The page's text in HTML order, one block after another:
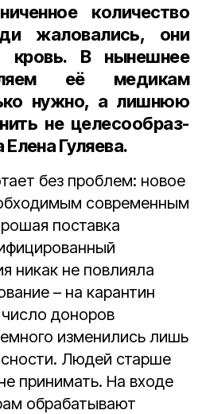
количество
жаловались, они
кровь. В нынешнее
её медикам
нужно, а лишнюю
не целесообраз­
Елена Гуляева.
без проблем: новое
современ­ным
поставка
никак не повлия­ла
– на карантин
доноров
изменились лишь
Людей старше
прини­мать. На входе
обрабатывают